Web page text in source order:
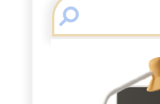
انتخاب زبان